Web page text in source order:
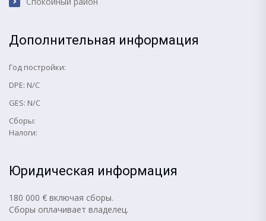
Дополнительная информация
Год постройки:
DPE: N/C
GES: N/C
Сборы:
Налоги:
Юридическая информация
180 000 € включая сборы.
Сборы оплачивает владелец.